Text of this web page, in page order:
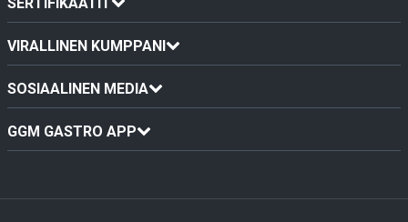
VIRALLINEN KUMPPANI
SOSIAALINEN MEDIA
GGM GASTRO APP